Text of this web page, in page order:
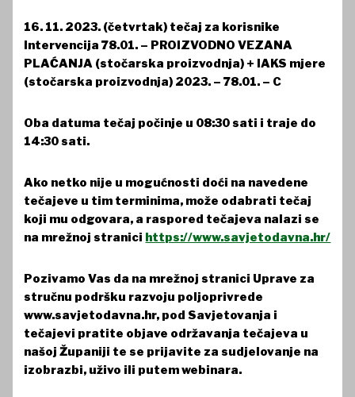
16. 11. 2023. (četvrtak) tečaj za korisnike
Intervencija 78.01. – PROIZVODNO VEZANA
PLAĆANJA (stočarska proizvodnja) + IAKS mjere
(stočarska proizvodnja) 2023. – 78.01. – C
Oba datuma tečaj počinje u 08:30 sati i traje do
14:30 sati.
Ako netko nije u mogućnosti doći na navedene
tečajeve u tim terminima, može odabrati tečaj
koji mu odgovara, a raspored tečajeva nalazi se
na mrežnoj stranici https://www.savjetodavna.hr/
Pozivamo Vas da na mrežnoj stranici Uprave za
stručnu podršku razvoju poljoprivrede
www.savjetodavna.hr, pod Savjetovanja i
tečajevi pratite objave održavanja tečajeva u
našoj Županiji te se prijavite za sudjelovanje na
izobrazbi, uživo ili putem webinara.